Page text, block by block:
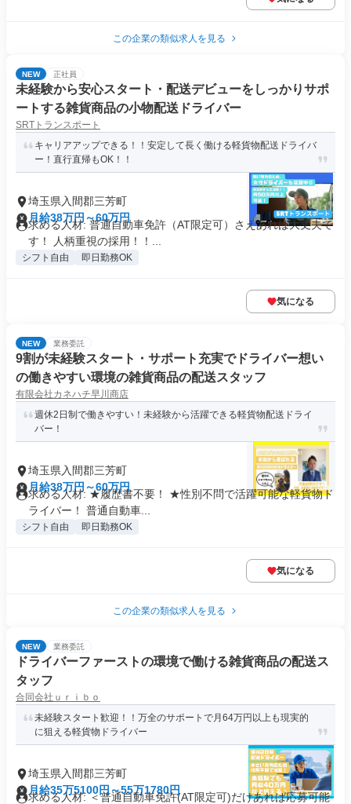
この企業の類似求人を見る
NEW 正社員
未経験から安心スタート・配送デビューをしっかりサポ
ートする雑貨商品の小物配送ドライバー
SRTトランスポート
キャリアアップできる！！安定して長く働ける軽貨物配送ドライバ
ー！直行直帰もOK！！
埼玉県入間郡三芳町
月給38万円～60万円
求める人材: 普通自動車免許（AT限定可）さえあれば大丈夫で
す！ 人柄重視の採用！！...
シフト自由 即日勤務OK
気になる
NEW 業務委託
9割が未経験スタート・サポート充実でドライバー想い
の働きやすい環境の雑貨商品の配送スタッフ
有限会社カネハチ早川商店
週休2日制で働きやすい！未経験から活躍できる軽貨物配送ドライ
バー！
埼玉県入間郡三芳町
月給38万円～60万円
求める人材: ★履歴書不要！ ★性別不問で活躍可能な軽貨物ド
ライバー！ 普通自動車...
シフト自由 即日勤務OK
気になる
この企業の類似求人を見る
NEW 業務委託
ドライバーファーストの環境で働ける雑貨商品の配送ス
タッフ
合同会社ｕｒｉｂｏ
未経験スタート歓迎！！万全のサポートで月64万円以上も現実的
に狙える軽貨物ドライバー
埼玉県入間郡三芳町
月給35万5100円～55万1780円
求める人材: ＜普通自動車免許(AT限定可)だけあれば応募可能